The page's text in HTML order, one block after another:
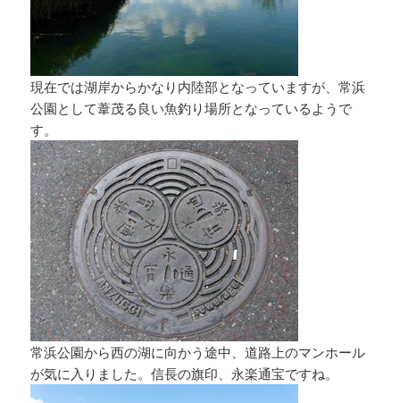
現在では湖岸からかなり内陸部となっていますが、常浜
公園として葦茂る良い魚釣り場所となっているようで
す。
常浜公園から西の湖に向かう途中、道路上のマンホール
が気に入りました。信長の旗印、永楽通宝ですね。